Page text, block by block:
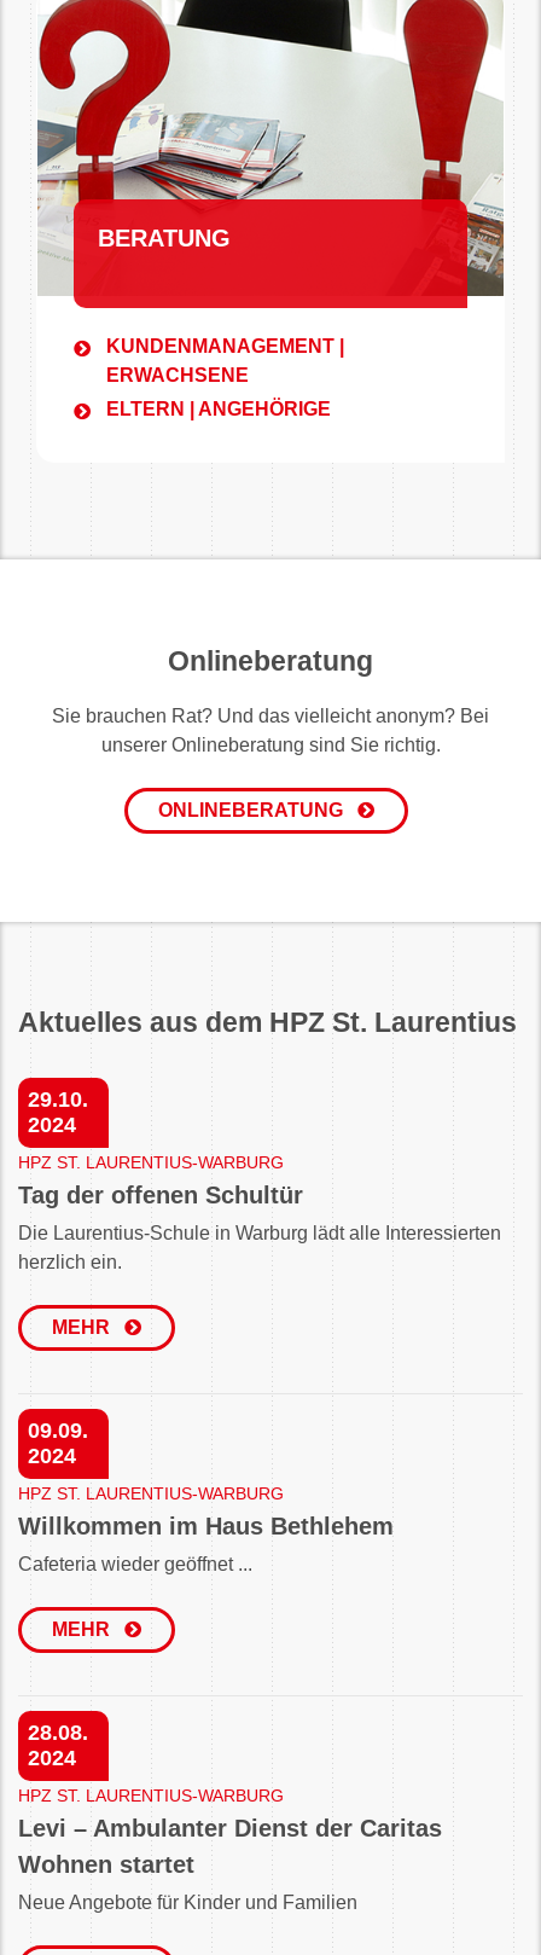
BERATUNG
KUNDENMANAGEMENT |
ERWACHSENE
ELTERN | ANGEHÖRIGE
Onlineberatung
Sie brauchen Rat? Und das vielleicht anonym? Bei
unserer Onlineberatung sind Sie richtig.
ONLINEBERATUNG
Aktuelles aus dem HPZ St. Laurentius
29.10.
2024
HPZ ST. LAURENTIUS-WARBURG
Tag der offenen Schultür
Die Laurentius-Schule in Warburg lädt alle Interessierten
herzlich ein.
MEHR
09.09.
2024
HPZ ST. LAURENTIUS-WARBURG
Willkommen im Haus Bethlehem
Cafeteria wieder geöffnet ...
MEHR
28.08.
2024
HPZ ST. LAURENTIUS-WARBURG
Levi – Ambulanter Dienst der Caritas
Wohnen startet
Neue Angebote für Kinder und Familien